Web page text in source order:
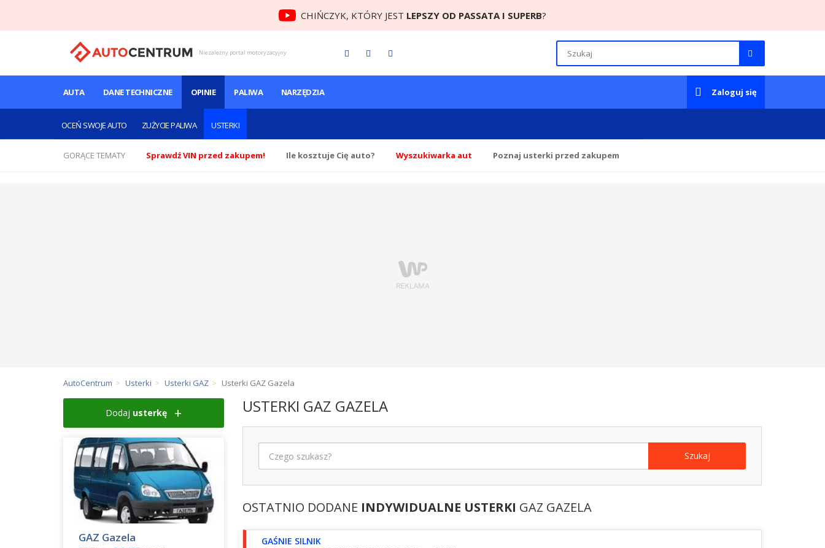
CHIŃCZYK, KTÓRY JEST LEPSZY OD PASSATA I SUPERB?
Niezależny portal motoryzacyjny
AUTA DANE TECHNICZNE OPINIE
OCEŃ SWOJE AUTO ZUŻYCIE PALIWA USTERKI
PALIWA NARZĘDZIA Zaloguj się
GORĄCE TEMATY Sprawdź VIN przed zakupem! Ile kosztuje Cię auto? Wyszukiwarka aut Poznaj usterki przed zakupem
AutoCentrum Usterki Usterki GAZ Usterki GAZ Gazela
USTERKI GAZ GAZELA
Szukaj
OSTATNIO DODANE INDYWIDUALNE USTERKI GAZ GAZELA
GAŚNIE SILNIK
Dodaj usterkę
GAZ Gazela